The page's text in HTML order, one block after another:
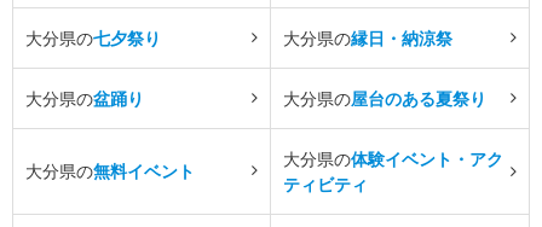
大分県の七夕祭り 大分県の縁日・納涼祭
大分県の盆踊り 大分県の屋台のある夏祭り
大分県の無料イベント
大分県の体験イベント・アク
ティビティ